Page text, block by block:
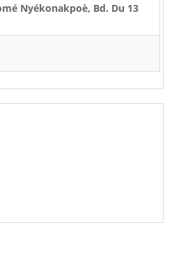
Nyékonakpoè, Bd. Du 13